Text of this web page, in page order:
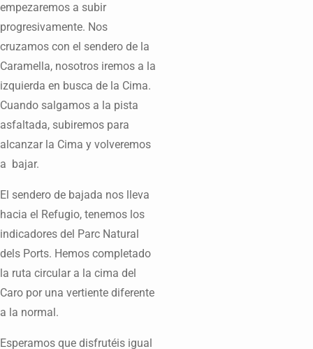
empezaremos a subir
progresivamente. Nos
cruzamos con el sendero de la
Caramella, nosotros iremos a la
izquierda en busca de la Cima.
Cuando salgamos a la pista
asfaltada, subiremos para
alcanzar la Cima y volveremos
a bajar.
El sendero de bajada nos lleva
hacia el Refugio, tenemos los
indicadores del Parc Natural
dels Ports. Hemos completado
la ruta circular a la cima del
Caro por una vertiente diferente
a la normal.
Esperamos que disfrutéis igual